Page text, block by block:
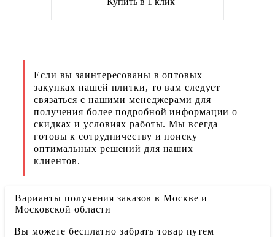
Если вы заинтересованы в оптовых
закупках нашей плитки, то вам следует
связаться с нашими менеджерами для
получения более подробной информации о
скидках и условиях работы. Мы всегда
готовы к сотрудничеству и поиску
оптимальных решений для наших
клиентов.
Варианты получения заказов в Москве и
Московской области
Вы можете бесплатно забрать товар путем